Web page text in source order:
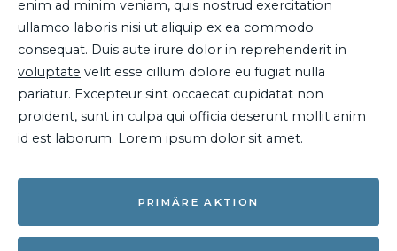
enim ad minim veniam, quis nostrud exercitation
ullamco laboris nisi ut aliquip ex ea commodo
consequat. Duis aute irure dolor in reprehenderit in
voluptate velit esse cillum dolore eu fugiat nulla
pariatur. Excepteur sint occaecat cupidatat non
proident, sunt in culpa qui officia deserunt mollit anim
id est laborum. Lorem ipsum dolor sit amet.
PRIMÄRE AKTION